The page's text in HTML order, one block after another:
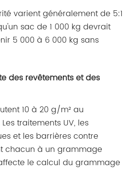
varient généralement de 5:1
sac de 1 000 kg devrait
5 000 à 6 000 kg sans
des revêtements et des
10 à 20 g/m² au
traitements UV, les
et les barrières contre
chacun à un grammage
le calcul du grammage